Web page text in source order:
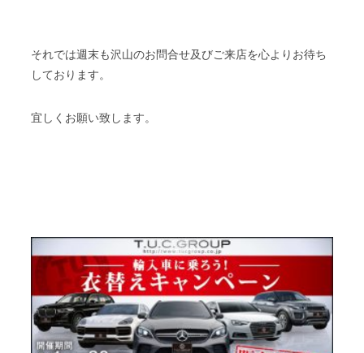
それでは週末も沢山のお問合せ及びご来店を心よりお待ち
しております。
宜しくお願い致します。